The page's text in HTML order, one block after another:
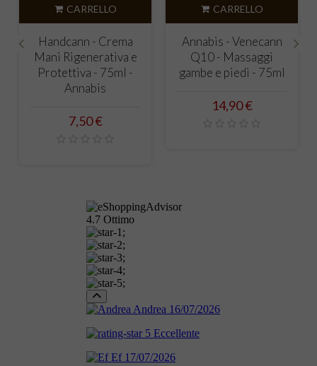
CARRELLO
Handcann - Crema
Mani Rigenerativa e
Protettiva - 75ml -
Annabis
Prezzo
7,50 €
CARRELLO
Annabis - Venecann
Q10 - Massaggi
gambe e piedi - 75ml
Prezzo
14,90 €